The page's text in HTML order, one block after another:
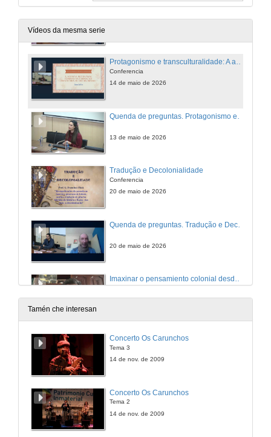
Vídeos da mesma serie
Quenda de preguntas. Transiberismo no contexto do debate decolonial: de Saramago a Grada Kilomba
Protagonismo e transculturalidade: A agência decolonial feminina na formação identitária de Ijuí'
Conferencia
14 de maio de 2026
13 de maio de 2026
Tradução e Decolonialidade
Conferencia
20 de maio de 2026
20 de maio de 2026
Imaxinar o pensamiento colonial desde os lindes de Europa: pánicos ao impuro e algunas lecturas restaurativas
27 de maio de 2026
Tamén che interesan
Concerto Os Carunchos
Tema 3
14 de nov. de 2009
Concerto Os Carunchos
Tema 2
14 de nov. de 2009